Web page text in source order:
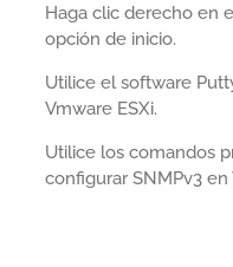
Haga clic derecho en
opción de inicio.
Utilice el software
Vmware ESXi.
Utilice los comandos
configurar SNMPv3 en